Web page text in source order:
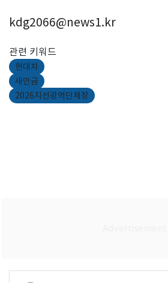
kdg2066@news1.kr
관련 키워드
현대차
새만금
2026지선광역단체장